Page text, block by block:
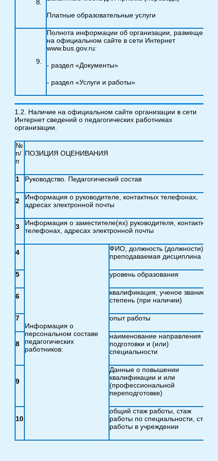
Платные образовательные услуги
Полнота информации об организации, размещенной
на официальном сайте в сети Интернет
www.bus.gov.ru:
- раздел «Документы»
- раздел «Услуги и работы»
1.2. Наличие на официальном сайте организации в сети
Интернет сведений о педагогических работниках
организации.
№
п/
п
ПОЗИЦИЯ ОЦЕНИВАНИЯ
1 Руководство. Педагогический состав
2
Информация о руководителе, контактных телефонах,
адресах электронной почты
3
Информация о заместителе(ях) руководителя, контактных
телефонах, адресах электронной почты
4
Информация о
персональном составе
педагогических
работников:
ФИО, должность (должности),
преподаваемая дисциплина
5 уровень образования
6
квалификация, ученое звание и
степень (при наличии)
7 опыт работы
8
наименование направления
подготовки и (или)
специальности
9
Данные о повышении
квалификации и или
(профессиональной
переподготовке)
10
общий стаж работы, стаж
работы по специальности, стаж
работы в учреждении